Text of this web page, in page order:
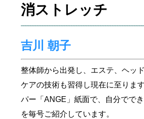
消ストレッチ
吉川 朝子
整体師から出発し、エステ、ヘッ
ケアの技術も習得し現在に至りま
パー「ANGE」紙面で、自分でで
を毎号ご紹介しています。